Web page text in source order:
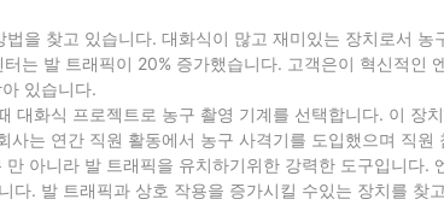
을 찾고 있습니다. 대화식이 많고 재미있는 장치로서 농
는 발 트래픽이 20% 증가했습니다. 고객은이 혁신적인
있습니다.
대화식 프로젝트로 농구 촬영 기계를 선택합니다. 이 장
는 연간 직원 활동에서 농구 사격기를 도입했으며 직
아니라 발 트래픽을 유치하기위한 강력한 도구입니다.
다. 발 트래픽과 상호 작용을 증가시킬 수있는 장치를 찾